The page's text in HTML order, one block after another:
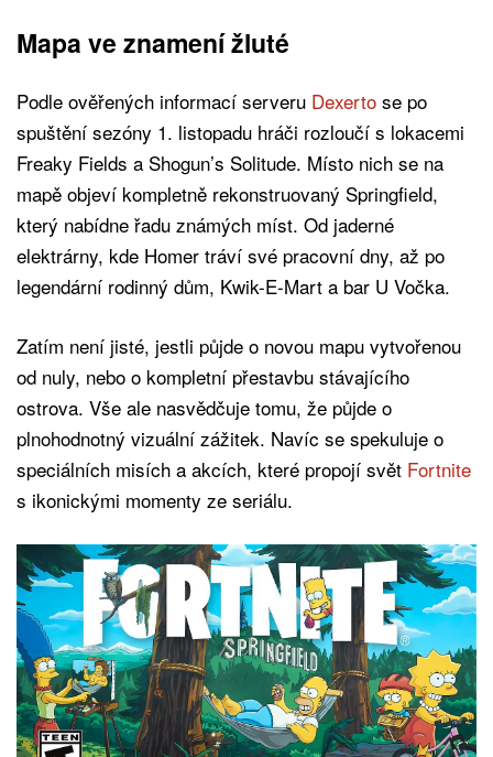
Mapa ve znamení žluté
Podle ověřených informací serveru Dexerto se po
spuštění sezóny 1. listopadu hráči rozloučí s lokacemi
Freaky Fields a Shogun’s Solitude. Místo nich se na
mapě objeví kompletně rekonstruovaný Springfield,
který nabídne řadu známých míst. Od jaderné
elektrárny, kde Homer tráví své pracovní dny, až po
legendární rodinný dům, Kwik-E-Mart a bar U Vočka.
Zatím není jisté, jestli půjde o novou mapu vytvořenou
od nuly, nebo o kompletní přestavbu stávajícího
ostrova. Vše ale nasvědčuje tomu, že půjde o
plnohodnotný vizuální zážitek. Navíc se spekuluje o
speciálních misích a akcích, které propojí svět Fortnite
s ikonickými momenty ze seriálu.